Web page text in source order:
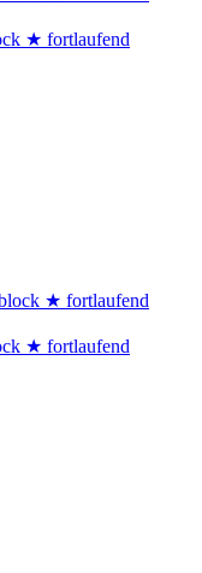
★ fortlaufend
★ fortlaufend